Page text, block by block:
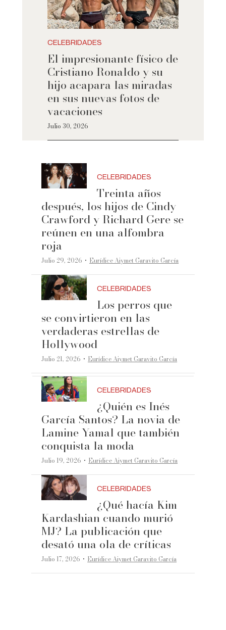
CELEBRIDADES
El impresionante físico de
Cristiano Ronaldo y su
hijo acapara las miradas
en sus nuevas fotos de
vacaciones
Julio 30, 2026
CELEBRIDADES
Treinta años
después, los hijos de Cindy
Crawford y Richard Gere se
reúnen en una alfombra
roja
Julio 29, 2026 ·Eurídice Aiymet Garavito García
CELEBRIDADES
Los perros que
se convirtieron en las
verdaderas estrellas de
Hollywood
Julio 21, 2026 ·Eurídice Aiymet Garavito García
CELEBRIDADES
¿Quién es Inés
García Santos? La novia de
Lamine Yamal que también
conquista la moda
Julio 19, 2026 ·Eurídice Aiymet Garavito García
CELEBRIDADES
¿Qué hacía Kim
Kardashian cuando murió
MJ? La publicación que
desató una ola de críticas
Julio 17, 2026 ·Eurídice Aiymet Garavito García